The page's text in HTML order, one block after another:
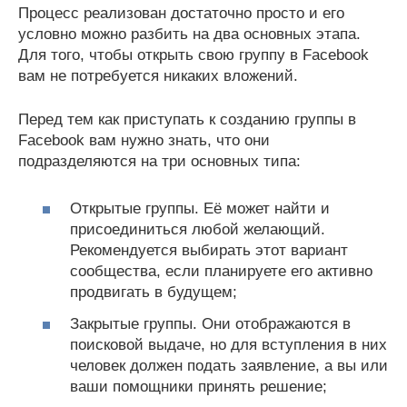
Процесс реализован достаточно просто и его
условно можно разбить на два основных этапа.
Для того, чтобы открыть свою группу в Facebook
вам не потребуется никаких вложений.
Перед тем как приступать к созданию группы в
Facebook вам нужно знать, что они
подразделяются на три основных типа:
Открытые группы. Её может найти и
присоединиться любой желающий.
Рекомендуется выбирать этот вариант
сообщества, если планируете его активно
продвигать в будущем;
Закрытые группы. Они отображаются в
поисковой выдаче, но для вступления в них
человек должен подать заявление, а вы или
ваши помощники принять решение;